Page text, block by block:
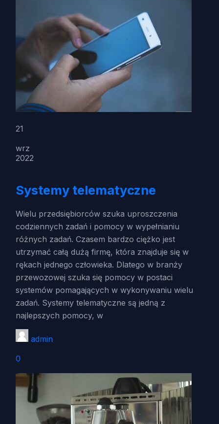
21
wrz
2022
Systemy telematyczne
Wielu przedsiębiorców szuka uproszczenia
codziennych zadań i pomocy w wypełnianiu
różnych zadań. Czasem bardzo ciężko jest
utrzymać całą dużą firmę, która znajduje się w
rękach jednego człowieka. Dlatego w branży
przewozowej szuka się pomocy w postaci
systemów pomagających w wykonywaniu wielu
zadań. Systemy telematyczne są jedną z
najlepszych pomocy, w
admin
0